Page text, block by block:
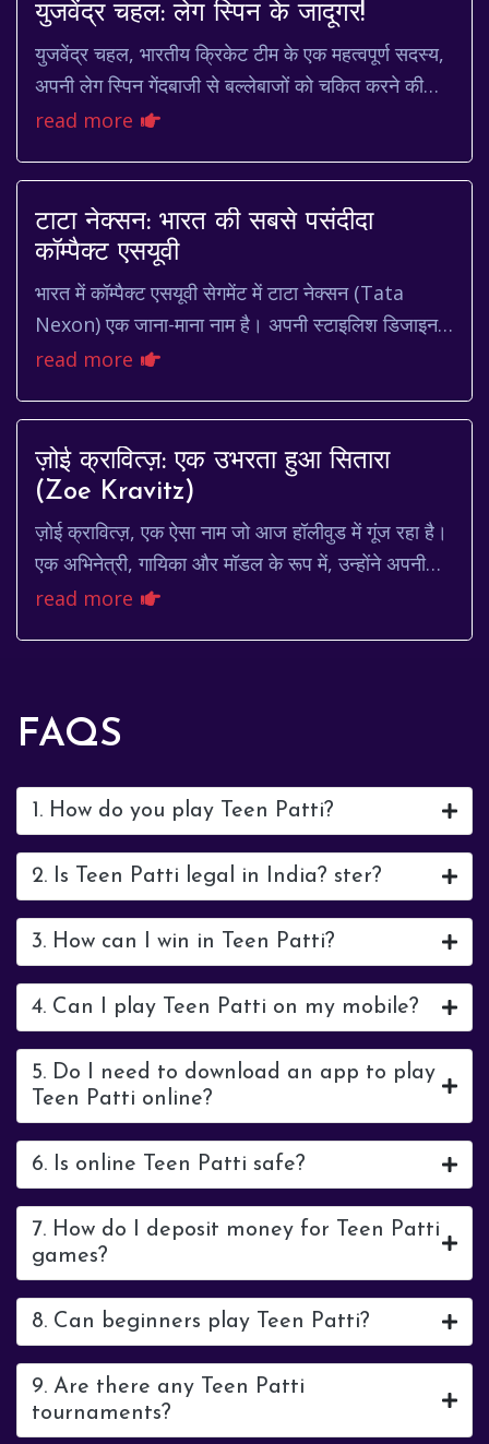
युजवेंद्र चहल: लेग स्पिन के जादूगर!
युजवेंद्र चहल, भारतीय क्रिकेट टीम के एक महत्वपूर्ण सदस्य,
अपनी लेग स्पिन गेंदबाजी से बल्लेबाजों को चकित करने की
क्षमता के लिए जाने जाते हैं। हरियाणा क...
read more
टाटा नेक्सन: भारत की सबसे पसंदीदा
कॉम्पैक्ट एसयूवी
भारत में कॉम्पैक्ट एसयूवी सेगमेंट में टाटा नेक्सन (Tata
Nexon) एक जाना-माना नाम है। अपनी स्टाइलिश डिजाइन,
दमदार परफॉर्मेंस और बेहतरीन सेफ्टी फीचर्स के...
read more
ज़ोई क्रावित्ज़: एक उभरता हुआ सितारा
(Zoe Kravitz)
ज़ोई क्रावित्ज़, एक ऐसा नाम जो आज हॉलीवुड में गूंज रहा है।
एक अभिनेत्री, गायिका और मॉडल के रूप में, उन्होंने अपनी
प्रतिभा और कड़ी मेहनत से एक खास मुका...
read more
FAQS
1. How do you play Teen Patti?
2. Is Teen Patti legal in India? ster?
3. How can I win in Teen Patti?
4. Can I play Teen Patti on my mobile?
5. Do I need to download an app to play
Teen Patti online?
6. Is online Teen Patti safe?
7. How do I deposit money for Teen Patti
games?
8. Can beginners play Teen Patti?
9. Are there any Teen Patti
tournaments?